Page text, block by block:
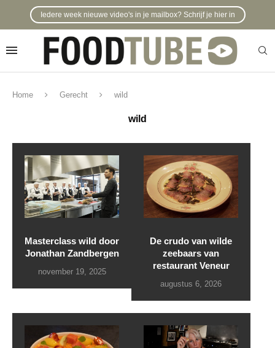
Iedere week nieuwe video's in je mailbox? Schrijf je hier in
Home Gerecht wild
wild
Masterclass wild door
Jonathan Zandbergen
november 19, 2025
De crudo van wilde
zeebaars van
restaurant Veneur
augustus 6, 2026